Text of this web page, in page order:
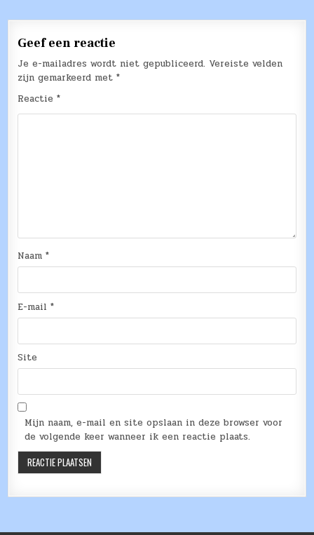
Geef een reactie
Je e-mailadres wordt niet gepubliceerd. Vereiste velden
zijn gemarkeerd met*
Reactie*
Naam*
E-mail*
Site
Mijn naam, e-mail en site opslaan in deze browser voor
de volgende keer wanneer ik een reactie plaats.